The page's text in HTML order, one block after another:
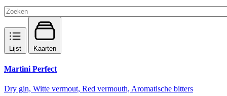
Lijst Kaarten
Martini Perfect
Dry gin, Witte vermout, Red vermouth, Aromatische bitters